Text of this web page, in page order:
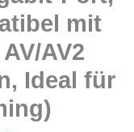
mit
AV2
Ideal für